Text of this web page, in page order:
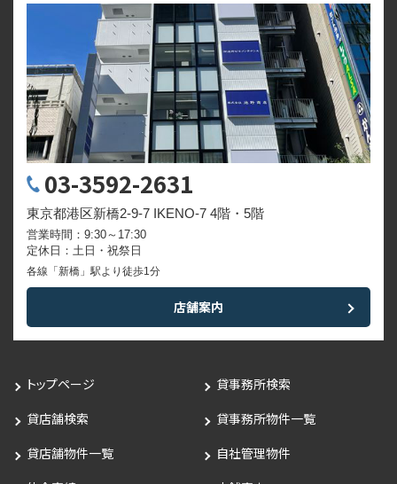
03-3592-2631
東京都港区新橋2-9-7 IKENO-7 4階・5階
営業時間：9:30～17:30
定休日：土日・祝祭日
各線「新橋」駅より徒歩1分
店舗案内
トップページ
貸事務所検索
貸店舗検索
貸事務所物件一覧
貸店舗物件一覧
自社管理物件